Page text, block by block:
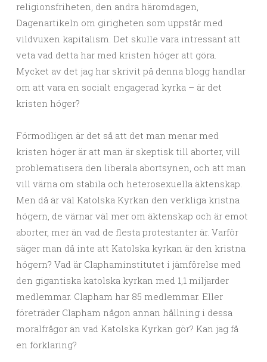
religionsfriheten, den andra häromdagen,
Dagenartikeln om girigheten som uppstår med
vildvuxen kapitalism. Det skulle vara intressant att
veta vad detta har med kristen höger att göra.
Mycket av det jag har skrivit på denna blogg handlar
om att vara en socialt engagerad kyrka – är det
kristen höger?
Förmodligen är det så att det man menar med
kristen höger är att man är skeptisk till aborter, vill
problematisera den liberala abortsynen, och att man
vill värna om stabila och heterosexuella äktenskap.
Men då är väl Katolska Kyrkan den verkliga kristna
högern, de värnar väl mer om äktenskap och är emot
aborter, mer än vad de flesta protestanter är. Varför
säger man då inte att Katolska kyrkan är den kristna
högern? Vad är Claphaminstitutet i jämförelse med
den gigantiska katolska kyrkan med 1,1 miljarder
medlemmar. Clapham har 85 medlemmar. Eller
företräder Clapham någon annan hållning i dessa
moralfrågor än vad Katolska Kyrkan gör? Kan jag få
en förklaring?